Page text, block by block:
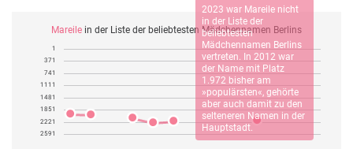
Mareile in der Liste der beliebtesten Mädchennamen Berlins
2023 war Mareilenicht
in der Liste der
beliebtesten
Mädchennamen Berlins
vertreten. In 2012 war
der Name mit Platz
1.972 bisher am
»populärsten«, gehörte
aber auch damit zu den
selteneren Namen in der
Hauptstadt.
1
371
741
1111
1481
1851
2221
2591